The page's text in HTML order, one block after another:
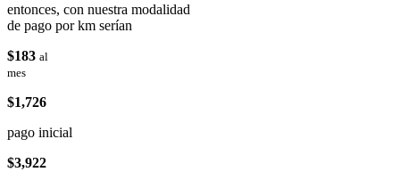
entonces, con nuestra modalidad
de pago por km serían
$183 al
mes
$1,726
pago inicial
$3,922